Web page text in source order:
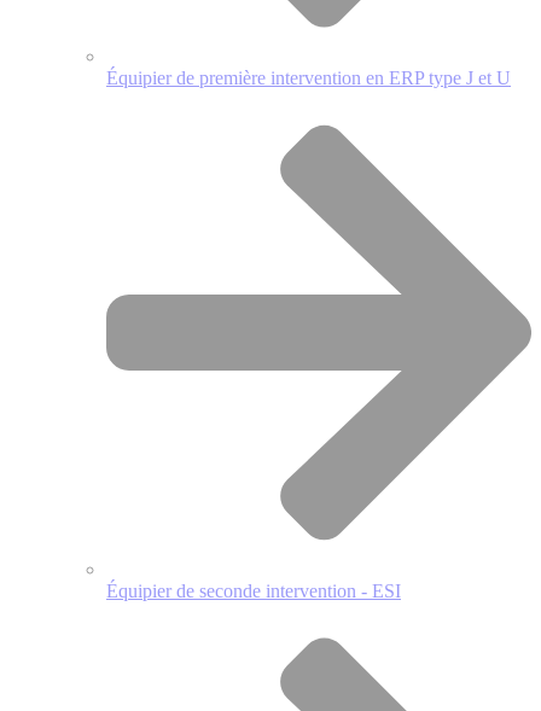
Équipier de première intervention en ERP type J et U
Équipier de seconde intervention - ESI